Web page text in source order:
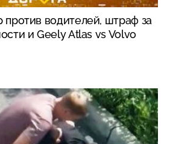
водителей, штраф за
и Geely Atlas vs Volvo